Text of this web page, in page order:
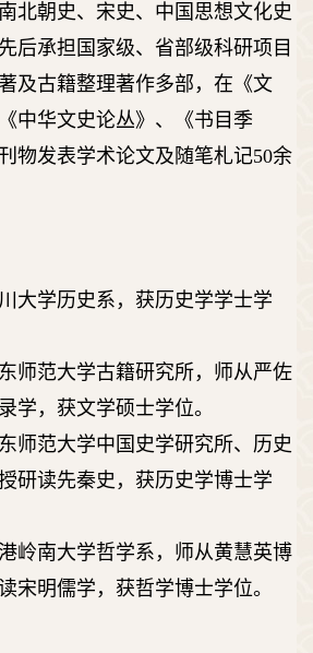
北朝史、宋史、中国思想文化史
后承担国家级、省部级科研项目
及古籍整理著作多部，在《文
中华文史论丛》、《书目季
物发表学术论文及随笔札记50余
大学历史系，获历史学学士学
师范大学古籍研究所，师从严佐
学，获文学硕士学位。
师范大学中国史学研究所、历史
研读先秦史，获历史学博士学
岭南大学哲学系，师从黄慧英博
宋明儒学，获哲学博士学位。